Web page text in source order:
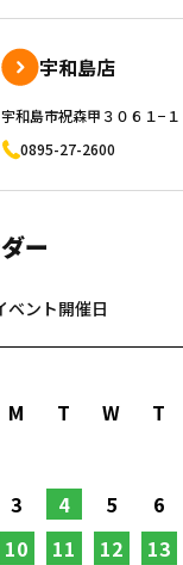
宇和島店
宇和島市祝森甲３０６１−１
0895-27-2600
ー
ベント開催日
M T W T
3 4 5 6
10 11 12 13